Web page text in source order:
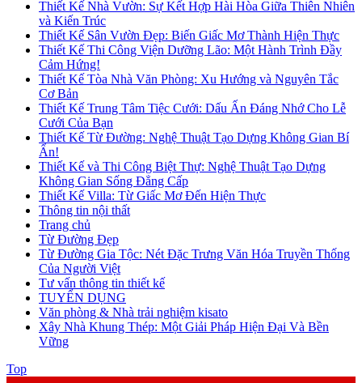
Thiết Kế Nhà Vườn: Sự Kết Hợp Hài Hòa Giữa Thiên Nhiên
và Kiến Trúc
Thiết Kế Sân Vườn Đẹp: Biến Giấc Mơ Thành Hiện Thực
Thiết Kế Thi Công Viện Dưỡng Lão: Một Hành Trình Đầy
Cảm Hứng!
Thiết Kế Tòa Nhà Văn Phòng: Xu Hướng và Nguyên Tắc
Cơ Bản
Thiết Kế Trung Tâm Tiệc Cưới: Dấu Ấn Đáng Nhớ Cho Lễ
Cưới Của Bạn
Thiết Kế Từ Đường: Nghệ Thuật Tạo Dựng Không Gian Bí
Ẩn!
Thiết Kế và Thi Công Biệt Thự: Nghệ Thuật Tạo Dựng
Không Gian Sống Đẳng Cấp
Thiết Kế Villa: Từ Giấc Mơ Đến Hiện Thực
Thông tin nội thất
Trang chủ
Từ Đường Đẹp
Từ Đường Gia Tộc: Nét Đặc Trưng Văn Hóa Truyền Thống
Của Người Việt
Tư vấn thông tin thiết kế
TUYỂN DỤNG
Văn phòng & Nhà trải nghiệm kisato
Xây Nhà Khung Thép: Một Giải Pháp Hiện Đại Và Bền
Vững
Top